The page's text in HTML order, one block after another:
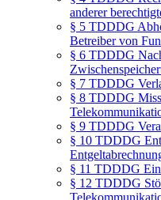
anderer
§ 5 TDDDG
Betreiber von
§ 6 TDDDG
§ 7 TDDDG
§ 8 TDDDG
§ 9 TDDDG
§ 10 TDDDG
§ 11 TDDDG
§ 12 TDDDG